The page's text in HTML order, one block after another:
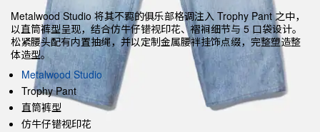
Metalwood Studio 将其不羁的俱乐部格调注入 Trophy Pant 之中，
以直筒裤型呈现，结合仿牛仔错视印花、褶裥细节与 5 口袋设计。
松紧腰头配有内置抽绳，并以定制金属腰袢挂饰点缀，完整塑造整
体造型。
Metalwood Studio
Trophy Pant
直筒裤型
仿牛仔错视印花